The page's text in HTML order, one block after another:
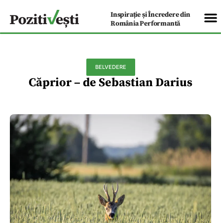
Inspirație și Încredere din
România Performantă
BELVEDERE
Căprior – de Sebastian Darius